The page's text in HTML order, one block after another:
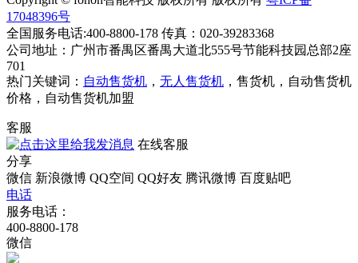
17048396号
全国服务电话:400-8800-178 传真：020-39283368
公司地址：广州市番禺区番禺大道北555号节能科技园总部2座
701
热门关键词： 自动售货机 ， 无人售货机 ，售货机，自动售货机
价格，自动售货机加盟
客服
在线客服
分享
微信 新浪微博 QQ空间 QQ好友 腾讯微博 百度贴吧
电话
服务电话：
400-8800-178
微信